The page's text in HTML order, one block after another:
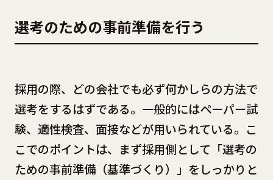
選考のための事前準備を行う
採用の際、どの会社でも必ず何かしらの方法で
選考をするはずである。一般的にはペーパー試
験、適性検査、面接などが用いられている。こ
こでのポイントは、まず採用側として「選考の
ための事前準備（基準づくり）」をしっかりと